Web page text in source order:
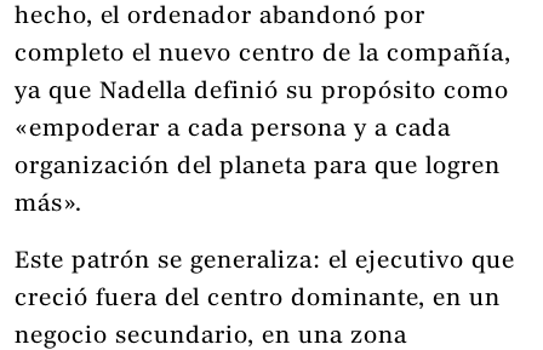
hecho, el ordenador abandonó por
completo el nuevo centro de la compañía,
ya que Nadella definió su propósito como
«empoderar a cada persona y a cada
organización del planeta para que logren
más».
Este patrón se generaliza: el ejecutivo que
creció fuera del centro dominante, en un
negocio secundario, en una zona